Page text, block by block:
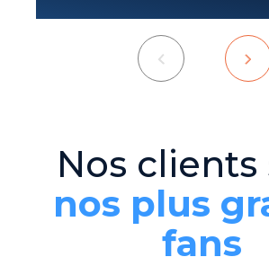
Nos clients
nos plus
fans